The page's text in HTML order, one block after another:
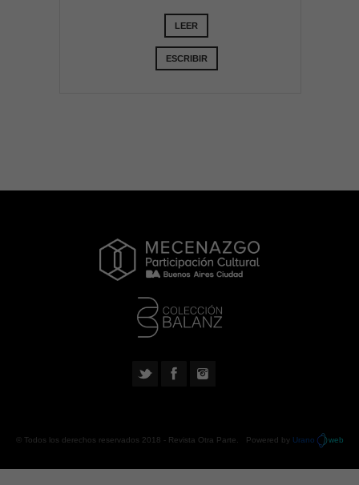
LEER
ESCRIBIR
© Todos los derechos reservados 2018 - Revista Otra Parte . Powered by Urano web